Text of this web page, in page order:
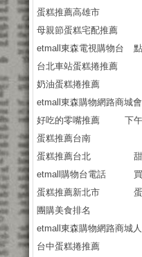
蛋糕推薦高雄市
母親節蛋糕宅配推薦
etmall東森電視購物台
台北車站蛋糕捲推薦
奶油蛋糕捲推薦
etmall東森購物網路商城
好吃的零嘴推薦
下
蛋糕推薦台南
蛋糕推薦台北
etmall購物台電話
蛋糕推薦新北市
團購美食排名
etmall東森購物網路商城
台中蛋糕捲推薦